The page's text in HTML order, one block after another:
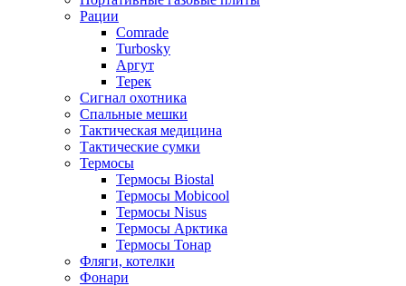
Рации
Comrade
Turbosky
Аргут
Терек
Сигнал охотника
Спальные мешки
Тактическая медицина
Тактические сумки
Термосы
Термосы Biostal
Термосы Mobicool
Термосы Nisus
Термосы Арктика
Термосы Тонар
Фляги, котелки
Фонари